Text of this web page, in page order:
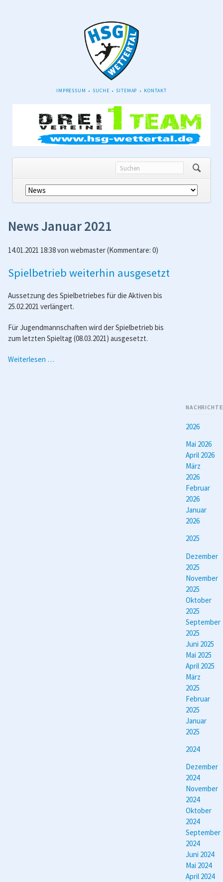
NAVIGATION
IMPRESSUM SUCHE SITEMAP KONTAKT
Navigation
überspringen
News Januar 2021
14.01.2021 18:38von webmaster(Kommentare: 0)
Spielbetrieb weiterhin ausgesetzt
Aussetzung des Spielbetriebes für die Aktiven bis
25.02.2021 verlängert.
Für Jugendmannschaften wird der Spielbetrieb bis
zum letzten Spieltag (08.03.2021) ausgesetzt.
Weiterlesen …
2026
Mai 2026
April 2026
März
2026
Februar
2026
Januar
2026
2025
Dezember
2025
November
2025
Oktober
2025
September
2025
Juni 2025
Mai 2025
April 2025
März
2025
Februar
2025
Januar
2025
2024
Dezember
2024
November
2024
Oktober
2024
September
2024
Juni 2024
Mai 2024
April 2024